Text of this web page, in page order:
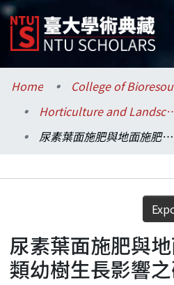
Communities & Collections
Research Outputs
Statistics
Home
Horticulture and Landscape
尿素葉面施肥與地面施肥對柑桔類幼樹生長影響之研究
尿素葉面施肥與
類幼樹生長影響